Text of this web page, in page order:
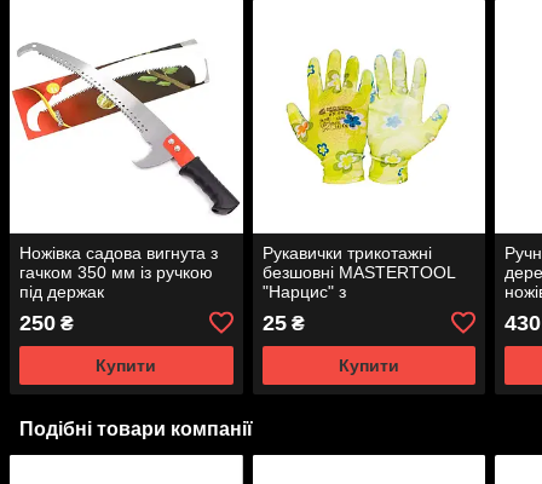
Ножівка садова вигнута з
гачком 350 мм із ручкою
під держак
250 ₴
Купити
Рукавички трикотажні
безшовні MASTERTOOL
"Нарцис" з
покриттям долоні 9" 17-20
г
25₴
Купити
430
Подібні товари компанії